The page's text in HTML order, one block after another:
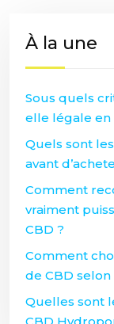
À la une
Sous quels
elle légale en
Quels sont
avant
Comment
vraiment
CBD ?
Comment
de CBD selon
Quelles sont